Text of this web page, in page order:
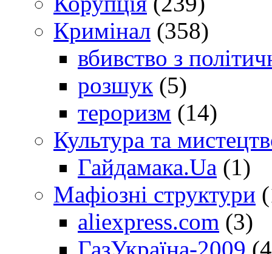
Кримінал (358)
вбивство з
розшук (5)
тероризм (14)
Культура та
Гайдамака.Ua (1)
Мафіозні структури
aliexpress.com (3)
ГазУкраїна-2009